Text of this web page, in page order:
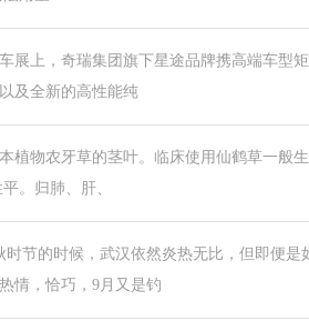
展上，奇瑞集团旗下星途品牌携高端车型
及全新的高性能纯
植物农牙草的茎叶。临床使用仙鹤草一般
。归肺、肝、
时节的时候，武汉依然炎热无比，但即便
情，恰巧，9月又是钓